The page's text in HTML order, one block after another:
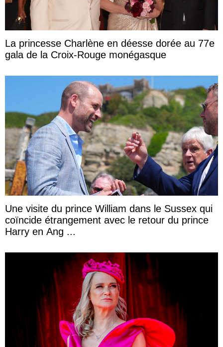
La princesse Charlène en déesse dorée au 77e
gala de la Croix-Rouge monégasque
Une visite du prince William dans le Sussex qui
coïncide étrangement avec le retour du prince
Harry en Ang ...